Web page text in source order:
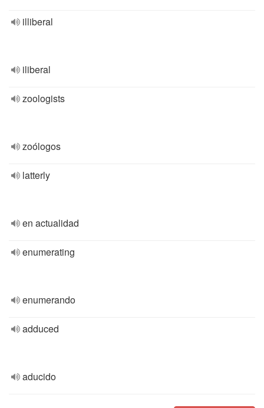
illiberal
iliberal
zoologists
zoólogos
latterly
en actualidad
enumerating
enumerando
adduced
aducido